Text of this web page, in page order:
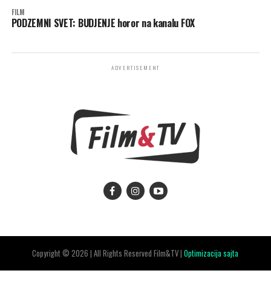
FILM
PODZEMNI SVET: BUDJENJE horor na kanalu FOX
ADVERTISEMENT
Copyright © 2026 | All Rights Reserved Film&TV |Optimizacija sajta